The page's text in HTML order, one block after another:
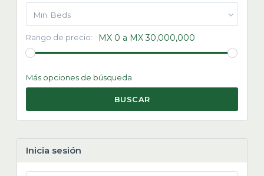
Min. Beds
Rango de precio: MX 0 a MX 30,000,000
Más opciones de búsqueda
BUSCAR
Inicia sesión